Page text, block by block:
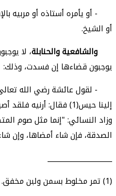
- أو يأمره أستاذه أو مربيه
أو الشيخ.
والشافعية والحنابلة، لا
يوجبون قضاءها إن فسدت، وذلك:
- لقول عائشة رضي الله
إلينا حيس(1) فقال:
وزاد النسائي: "إنما مثل صوم
الصدقة، فإن شاء أمضاها، وإن
___________________
(1) تمر مخلوط بسمن ولبن مخفق.